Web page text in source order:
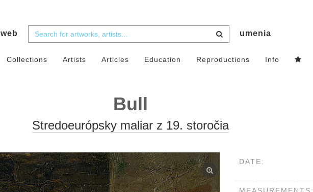
web umenia
Collections Artists Articles Education Reproductions Info
Bull
Stredoeurópsky maliar z 19. storočia
DATE: